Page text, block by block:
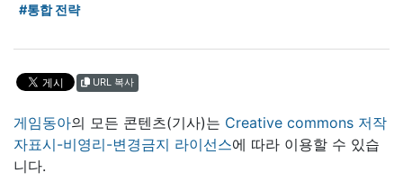
#통합 전략
URL 복사
게임동아의 모든 콘텐츠(기사)는 Creative commons 저작
자표시-비영리-변경금지 라이선스에 따라 이용할 수 있습
니다.